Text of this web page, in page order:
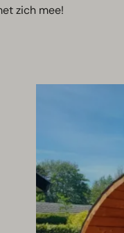
zich mee!